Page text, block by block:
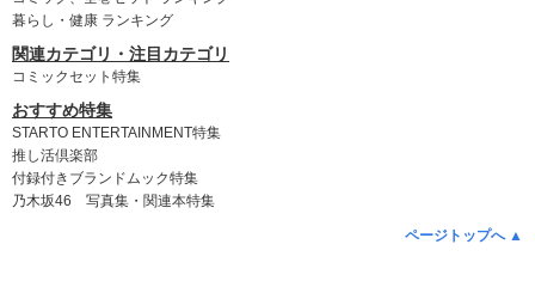
Hey! Say! JUMP DOMOTO
Aぇ! group Travis Japan
暮らし・健康 ランキング
関連カテゴリ・注目カテゴリ
コミックセット特集
おすすめ特集
STARTO ENTERTAINMENT特集
推し活倶楽部
付録付きブランドムック特集
乃木坂46 写真集・関連本特集
ページトップへ ▲